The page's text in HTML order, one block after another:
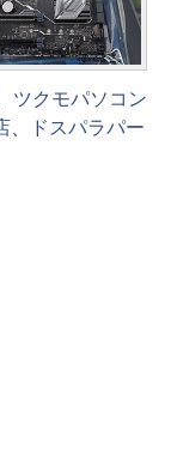
ツクモパソコン
、
ドスパラパー